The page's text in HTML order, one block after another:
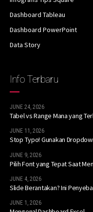
Dashboard Tableau
Dashboard PowerPoint
Data Story
Info Terbaru
JUNE 24, 2026
Tabel vs Range Mana yang
JUNE 11, 2026
Stop Typo! Gunakan
JUNE 9, 2026
Pilih Font yang Tepat Saat
JUNE 4, 2026
Slide Berantakan? Ini
JUNE 1, 2026